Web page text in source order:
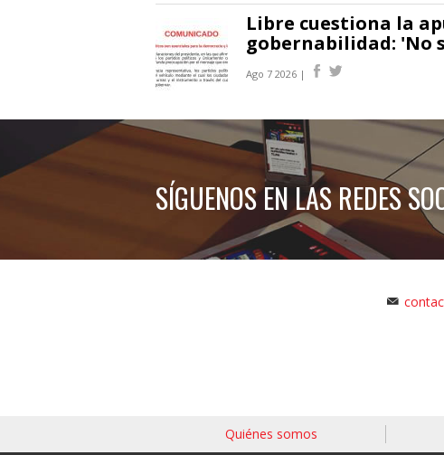
Libre cuestiona la
gobernabilidad: 'No
Ago 7 2026 |
SÍGUENOS EN LAS REDES
Quiénes somos